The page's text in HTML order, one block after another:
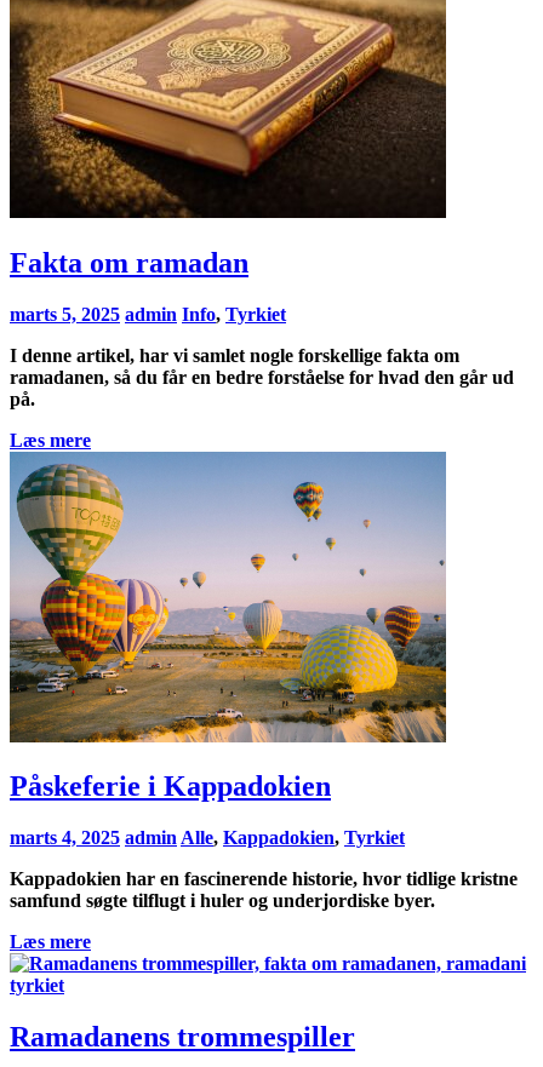
Fakta om ramadan
marts 5, 2025 admin Info, Tyrkiet
I denne artikel, har vi samlet nogle forskellige fakta om
ramadanen, så du får en bedre forståelse for hvad den går ud
på.
Læs mere
Påskeferie i Kappadokien
marts 4, 2025 admin Alle, Kappadokien, Tyrkiet
Kappadokien har en fascinerende historie, hvor tidlige kristne
samfund søgte tilflugt i huler og underjordiske byer.
Læs mere
Ramadanens trommespiller